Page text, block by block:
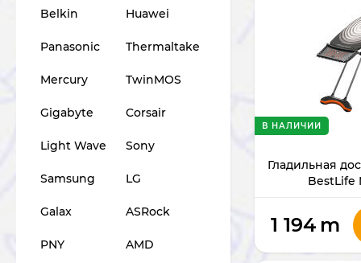
Гладильная
BestLife
В НАЛИЧИИ
1 194 m
Belkin Huawei
Panasonic Thermaltake
Mercury TwinMOS
Gigabyte Corsair
Light Wave Sony
Samsung LG
Galax ASRock
PNY AMD